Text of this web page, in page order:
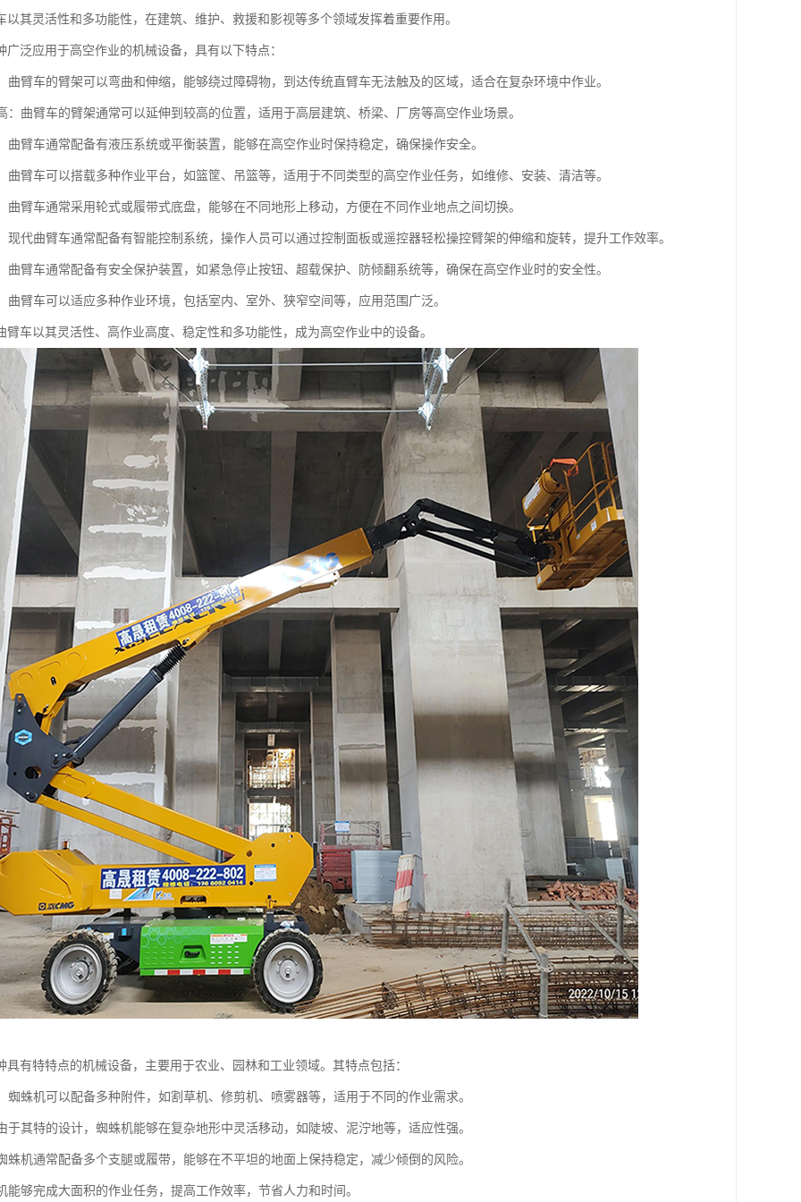
以其灵活性和多功能性，在建筑、维护、救援和影视等多个领域发挥着重要作用。
广泛应用于高空作业的机械设备，具有以下特点：
曲臂车的臂架可以弯曲和伸缩，能够绕过障碍物，到达传统直臂车无法触及的区域，适合在复杂环境中作业。
：曲臂车的臂架通常可以延伸到较高的位置，适用于高层建筑、桥梁、厂房等高空作业场景。
曲臂车通常配备有液压系统或平衡装置，能够在高空作业时保持稳定，确保操作安全。
曲臂车可以搭载多种作业平台，如篮筐、吊篮等，适用于不同类型的高空作业任务，如维修、安装、清洁等。
曲臂车通常采用轮式或履带式底盘，能够在不同地形上移动，方便在不同作业地点之间切换。
现代曲臂车通常配备有智能控制系统，操作人员可以通过控制面板或遥控器轻松操控臂架的伸缩和旋转，提升工作效率。
曲臂车通常配备有安全保护装置，如紧急停止按钮、超载保护、防倾翻系统等，确保在高空作业时的安全性。
曲臂车可以适应多种作业环境，包括室内、室外、狭窄空间等，应用范围广泛。
臂车以其灵活性、高作业高度、稳定性和多功能性，成为高空作业中的设备。
具有特特点的机械设备，主要用于农业、园林和工业领域。其特点包括：
蜘蛛机可以配备多种附件，如割草机、修剪机、喷雾器等，适用于不同的作业需求。
于其特的设计，蜘蛛机能够在复杂地形中灵活移动，如陡坡、泥泞地等，适应性强。
蛛机通常配备多个支腿或履带，能够在不平坦的地面上保持稳定，减少倾倒的风险。
能够完成大面积的作业任务，提高工作效率，节省人力和时间。